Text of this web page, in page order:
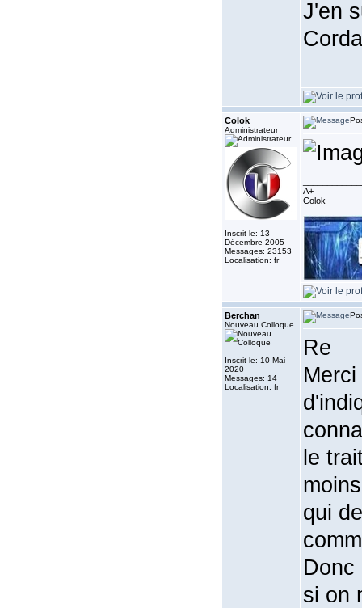
J'en
Colok
Administrateur
Inscrit le: 13
Décembre 2005
Messages: 23153
Localisation: fr
A+
Colok
Berchan
Nouveau Colloque
Inscrit le: 10 Mai
2020
Messages: 14
Localisation: fr
Re
le
qui
Donc
si on